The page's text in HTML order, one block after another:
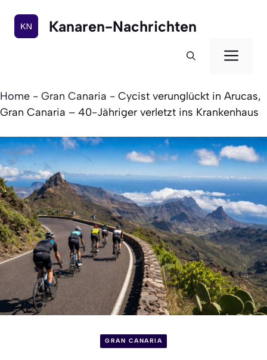
Inhalt
springen
Kanaren-Nachrichten
Home - Gran Canaria - Cycist verunglückt in Arucas,
Gran Canaria – 40-Jähriger verletzt ins Krankenhaus
GRAN CANARIA